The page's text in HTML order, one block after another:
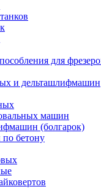
для
и дельташлифмашин
машин
(болгарок)
бетону